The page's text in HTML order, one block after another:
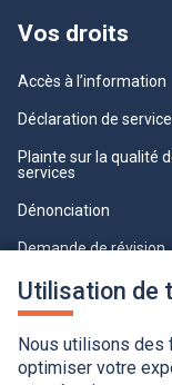
Utilisation de
Nous utilisons des
optimiser votre
Vos droits
Accès à l’information
Déclaration de
Plainte sur la qualité
services
Dénonciation
Demande de révision
Lois et règlements